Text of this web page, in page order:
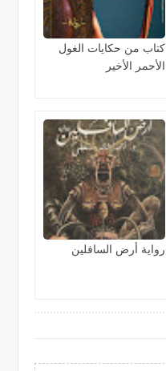
كتاب من حكايات الغول
الأحمر الأخير
رواية أرض السافلين